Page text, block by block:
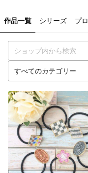
作品一覧 シリーズ プ